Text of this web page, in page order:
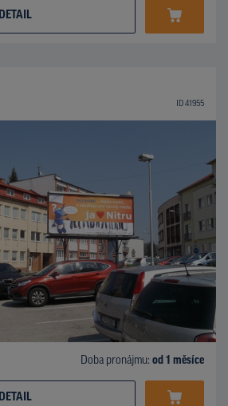
DETAIL
ID 41955
Doba pronájmu: od 1 měsíce
DETAIL